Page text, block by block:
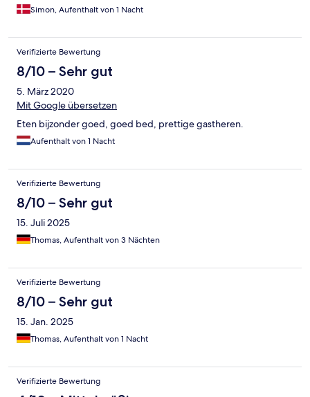
Simon, Aufenthalt von 1 Nacht
Verifizierte Bewertung
8/10 – Sehr gut
5. März 2020
Mit Google übersetzen
Eten bijzonder goed, goed bed, prettige gastheren.
Aufenthalt von 1 Nacht
Verifizierte Bewertung
8/10 – Sehr gut
15. Juli 2025
Thomas, Aufenthalt von 3 Nächten
Verifizierte Bewertung
8/10 – Sehr gut
15. Jan. 2025
Thomas, Aufenthalt von 1 Nacht
Verifizierte Bewertung